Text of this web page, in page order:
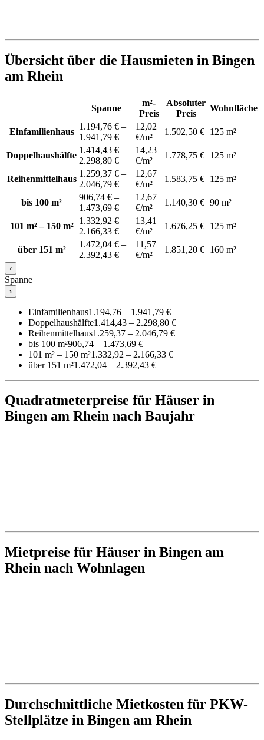
Übersicht über die Hausmieten in Bingen
am Rhein
Spanne
m²-
Preis
Absoluter
Preis
Wohnfläche
Einfamilienhaus
1.194,76 € –
1.941,79 €
12,02
€/m²
1.502,50 € 125 m²
Doppelhaushälfte
1.414,43 € –
2.298,80 €
14,23
€/m²
1.778,75 € 125 m²
Reihenmittelhaus
1.259,37 € –
2.046,79 €
12,67
€/m²
1.583,75 € 125 m²
bis 100 m²
906,74 € –
1.473,69 €
12,67
€/m²
1.140,30 € 90 m²
101 m² – 150 m²
1.332,92 € –
2.166,33 €
13,41
€/m²
1.676,25 € 125 m²
über 151 m²
1.472,04 € –
2.392,43 €
11,57
€/m²
1.851,20 € 160 m²
‹
Spanne
›
Einfamilienhaus1.194,76 – 1.941,79 €
Doppelhaushälfte1.414,43 – 2.298,80 €
Reihenmittelhaus1.259,37 – 2.046,79 €
bis 100 m²906,74 – 1.473,69 €
101 m² – 150 m²1.332,92 – 2.166,33 €
über 151 m²1.472,04 – 2.392,43 €
Quadratmeterpreise für Häuser in
Bingen am Rhein nach Baujahr
Mietpreise für Häuser in Bingen am
Rhein nach Wohnlagen
Durchschnittliche Mietkosten für PKW-
Stellplätze in Bingen am Rhein